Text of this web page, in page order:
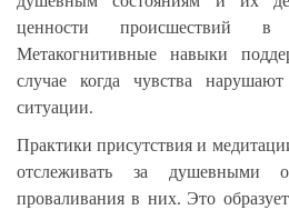
ценности происшествий
Метакогнитивные навыки
случае когда чувства
ситуации.
Практики присутствия и
отслеживать за душевными
проваливания в них. Это